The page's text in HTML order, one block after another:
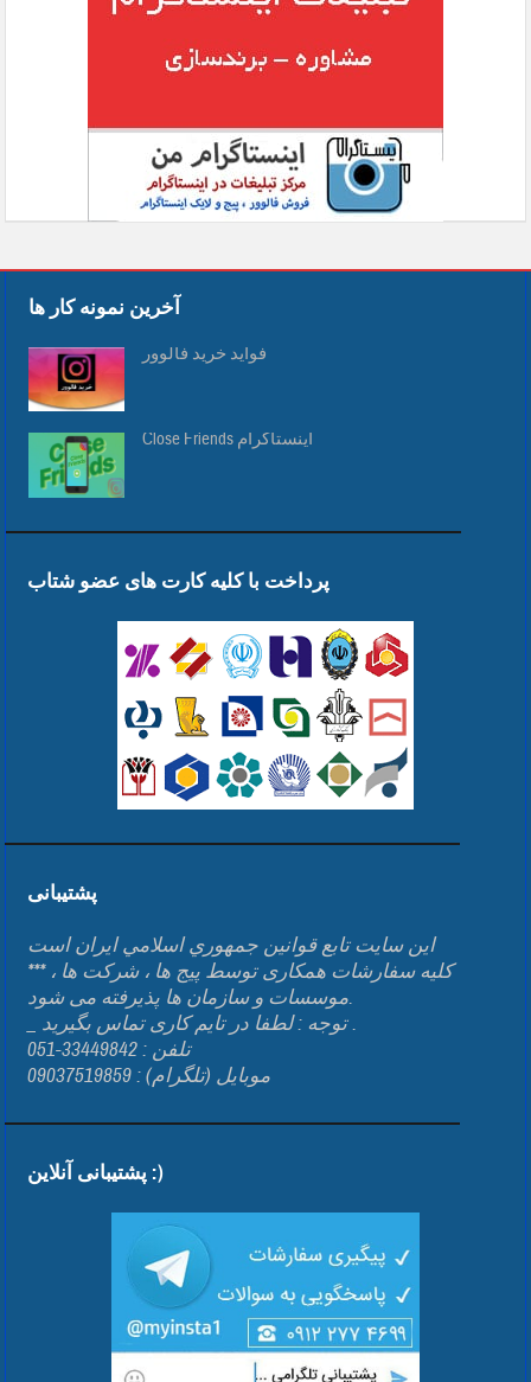
آخرین نمونه کار ها
فواید خرید فالوور
Close Friends اینستاگرام
پرداخت با کلیه کارت های عضو شتاب
پشتیبانی
اين سايت تابع قوانين جمهوري اسلامي ايران است
*** کلیه سفارشات همکاری توسط پیج ها ، شرکت ها ،
موسسات و سازمان ها پذیرفته می شود.
_ توجه : لطفا در تایم کاری تماس بگیرید .
تلفن : 33449842-051
موبایل (تلگرام) : 09037519859
پشتیبانی آنلاین :)